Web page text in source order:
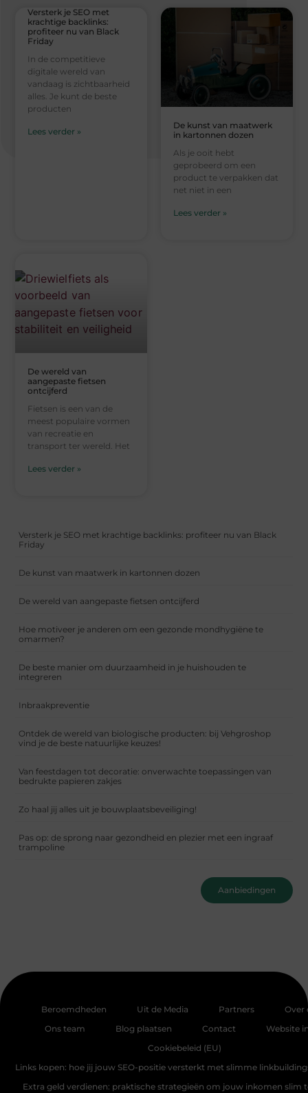
Versterk je SEO met
krachtige backlinks:
profiteer nu van Black
Friday
In de competitieve
digitale wereld van
vandaag is zichtbaarheid
alles. Je kunt de beste
producten
Lees verder »
De kunst van maatwerk
in kartonnen dozen
Als je ooit hebt
geprobeerd om een
product te verpakken dat
net niet in een
Lees verder »
De wereld van
aangepaste fietsen
ontcijferd
Fietsen is een van de
meest populaire vormen
van recreatie en
transport ter wereld. Het
Lees verder »
Versterk je SEO met krachtige backlinks: profiteer nu van Black
Friday
De kunst van maatwerk in kartonnen dozen
De wereld van aangepaste fietsen ontcijferd
Hoe motiveer je anderen om een gezonde mondhygiëne te
omarmen?
De beste manier om duurzaamheid in je huishouden te
integreren
Inbraakpreventie
Ontdek de wereld van biologische producten: bij Vehgroshop
vind je de beste natuurlijke keuzes!
Van feestdagen tot decoratie: onverwachte toepassingen van
bedrukte papieren zakjes
Zo haal jij alles uit je bouwplaatsbeveiliging!
Pas op: de sprong naar gezondheid en plezier met een ingraaf
trampoline
Aanbiedingen
Beroemdheden Uit de Media Partners
Over
Ons team
Blog plaatsen Contact
Website
Cookiebeleid (EU)
Links kopen: hoe jij jouw SEO-positie versterkt met slimme
Extra geld verdienen: praktische strategieën om jouw inkomen slim